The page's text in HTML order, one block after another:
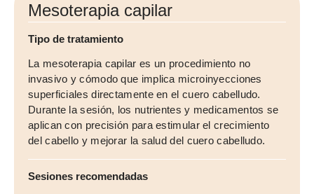
Mesoterapia capilar
Tipo de tratamiento
La mesoterapia capilar es un procedimiento no
invasivo y cómodo que implica microinyecciones
superficiales directamente en el cuero cabelludo.
Durante la sesión, los nutrientes y medicamentos se
aplican con precisión para estimular el crecimiento
del cabello y mejorar la salud del cuero cabelludo.
Sesiones recomendadas